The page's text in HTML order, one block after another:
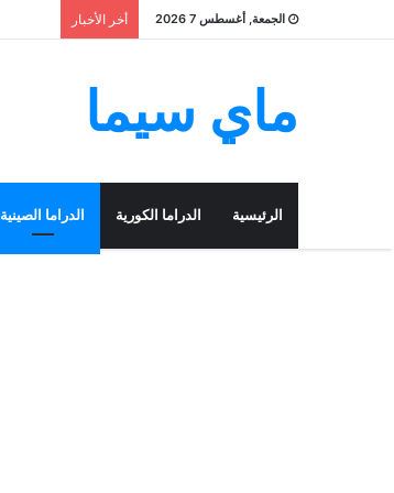
الجمعة, أغسطس 7 2026 أخر الأخبار
ماي سيما
الرئيسية الدراما الكورية الدراما الصينية